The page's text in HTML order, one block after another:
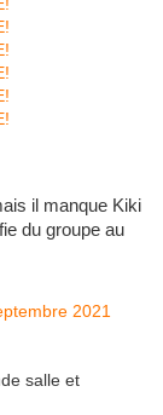
il manque Kiki
du groupe au
salle et